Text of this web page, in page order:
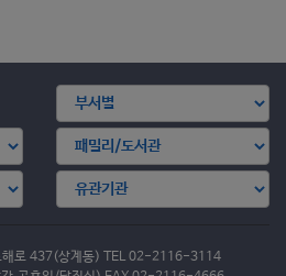
해로 437(상계동) TEL 02-2116-3114